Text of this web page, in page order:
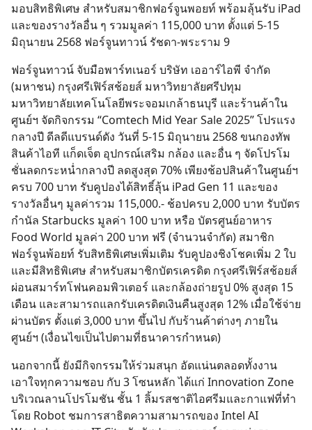
มอบสิทธิพิเศษ สำหรับสมาชิกฟอร์จูนพอยท์ พร้อมลุ้นรับ iPad
และของรางวัลอื่น ๆ รวมมูลค่า 115,000 บาท ตั้งแต่ 5-15
มิถุนายน 2568 ฟอร์จูนทาวน์ รัชดา-พระราม 9
ฟอร์จูนทาวน์ จับมือพาร์ทเนอร์ บริษัท เออาร์ไอพี จำกัด
(มหาชน) กรุงศรีเฟิร์สช้อยส์ มหาวิทยาลัยศรีปทุม
มหาวิทยาลัยเทคโนโลยีพระจอมเกล้าธนบุรี และร้านค้าใน
ศูนย์ฯ จัดกิจกรรม “Comtech Mid Year Sale 2025” โปรแรง
กลางปี ดีลดีแบรนด์ดัง วันที่ 5-15 มิถุนายน 2568 ขนกองทัพ
สินค้าไอที แก็ดเจ็ต อุปกรณ์เสริม กล้อง และอื่น ๆ จัดโปรโม
ชั่นลดกระหน่ำกลางปี ลดสูงสุด 70% เพียงช้อปสินค้าในศูนย์ฯ
ครบ 700 บาท รับคูปองได้สิทธิ์ลุ้น iPad Gen 11 และของ
รางวัลอื่นๆ มูลค่ารวม 115,000.- ช้อปครบ 2,000 บาท รับบัตร
กำนัล Starbucks มูลค่า 100 บาท หรือ บัตรศูนย์อาหาร
Food World มูลค่า 200 บาท ฟรี (จำนวนจำกัด) สมาชิก
ฟอร์จูนพ้อยท์ รับสิทธิพิเศษเพิ่มเติม รับคูปองชิงโชคเพิ่ม 2 ใบ
และมีสิทธิพิเศษ สำหรับสมาชิกบัตรเครดิต กรุงศรีเฟิร์สช้อยส์
ผ่อนสมาร์ทโฟนคอมพิวเตอร์ และกล้องถ่ายรูป 0% สูงสุด 15
เดือน และสามารถแลกรับเครดิตเงินคืนสูงสุด 12% เมื่อใช้จ่าย
ผ่านบัตร ตั้งแต่ 3,000 บาท ขึ้นไป กับร้านค้าต่างๆ ภายใน
ศูนย์ฯ (เงื่อนไขเป็นไปตามที่ธนาคารกำหนด)
นอกจากนี้ ยังมีกิจกรรมให้ร่วมสนุก อัดแน่นตลอดทั้งงาน
เอาใจทุกความชอบ กับ 3 โซนหลัก ได้แก่ Innovation Zone
บริเวณลานโปรโมชัน ชั้น 1 ลิ้มรสชาติไอศรีมและกาแฟที่ทำ
โดย Robot ชมการสาธิตความสามารถของ Intel AI